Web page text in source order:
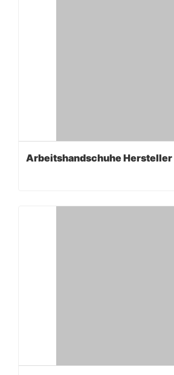
Arbeitshandschuhe Hersteller